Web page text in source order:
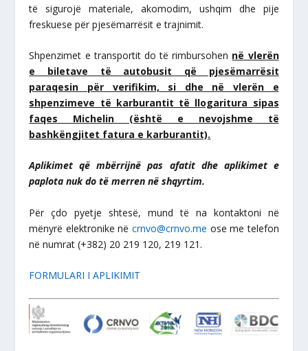
të sigurojë materiale, akomodim, ushqim dhe pije
freskuese për pjesëmarrësit e trajnimit.
Shpenzimet e transportit do të rimbursohen në vlerën
e biletave të autobusit që pjesëmarrësit
paraqesin për verifikim, si dhe në vlerën e
shpenzimeve të karburantit të llogaritura sipas
faqes Michelin (është e nevojshme të
bashkëngjitet fatura e karburantit).
Aplikimet që mbërrijnë pas afatit dhe aplikimet e
paplota nuk do të merren në shqyrtim.
Për çdo pyetje shtesë, mund të na kontaktoni në
mënyrë elektronike në crnvo@crnvo.me ose me telefon
në numrat (+382) 20 219 120, 219 121.
FORMULARI I APLIKIMIT